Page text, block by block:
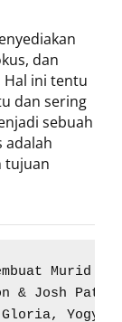
dan
Hal ini tentu
dan sering
sebuah
adalah
tujuan
Murid
& Josh